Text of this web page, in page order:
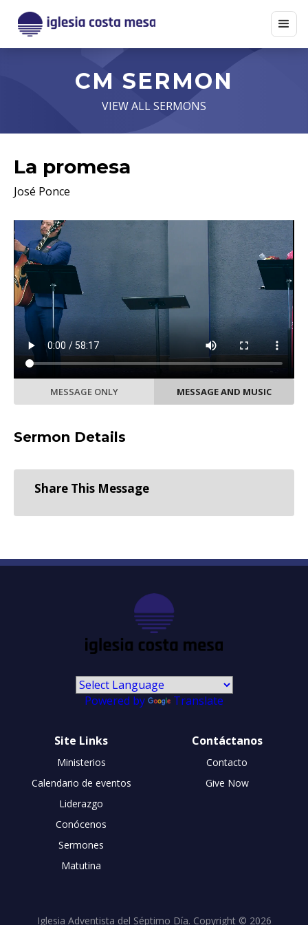
CM SERMON
VIEW ALL SERMONS
La promesa
José Ponce
MESSAGE ONLY MESSAGE AND MUSIC
Sermon Details
Share This Message
Powered by Translate
Site Links
Ministerios
Calendario de eventos
Liderazgo
Conócenos
Sermones
Matutina
Contáctanos
Contacto
Give Now
Iglesia Adventista del Séptimo Día. Copyright © 2026